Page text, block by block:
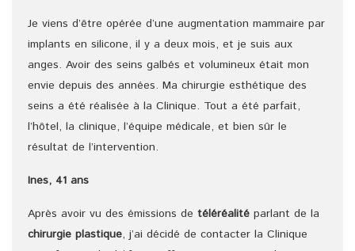
Je viens d’être opérée d’une augmentation mammaire par
implants en silicone, il y a deux mois, et je suis aux
anges. Avoir des seins galbés et volumineux était mon
envie depuis des années. Ma chirurgie esthétique des
seins a été réalisée à la Clinique. Tout a été parfait,
l’hôtel, la clinique, l’équipe médicale, et bien sûr le
résultat de l’intervention.
Ines, 41 ans
Après avoir vu des émissions de téléréalité parlant de la
chirurgie plastique, j’ai décidé de contacter la Clinique